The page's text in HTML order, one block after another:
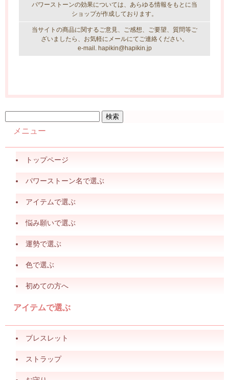
パワーストーンの効果については、あらゆる情報をもとに当
ショップが作成しております。
当サイトの商品に関するご意見、ご感想、ご要望、質問等ご
ざいましたら、お気軽にメールにてご連絡ください。
e-mail. hapikin@hapikin.jp
メニュー
トップページ
パワーストーン名で選ぶ
アイテムで選ぶ
悩み願いで選ぶ
運勢で選ぶ
色で選ぶ
初めての方へ
アイテムで選ぶ
ブレスレット
ストラップ